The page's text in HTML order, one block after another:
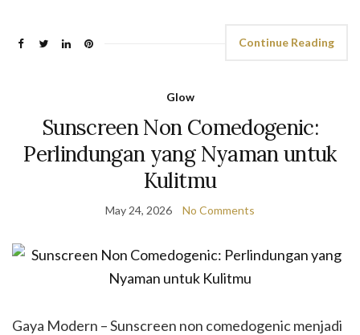
Continue Reading
Glow
Sunscreen Non Comedogenic:
Perlindungan yang Nyaman untuk
Kulitmu
May 24, 2026 No Comments
Gaya Modern – Sunscreen non comedogenic menjadi